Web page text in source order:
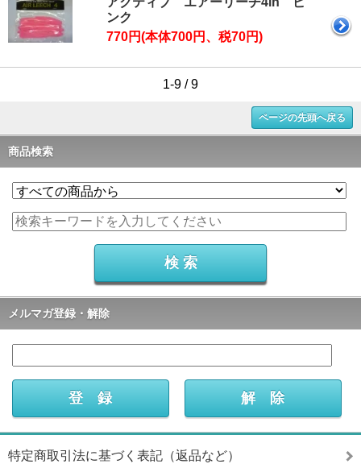
ンク
770円(本体700円、税70円)
1-9 / 9
ページの先頭へ戻る
商品検索
メルマガ登録・解除
特定商取引法に基づく表記（返品など）